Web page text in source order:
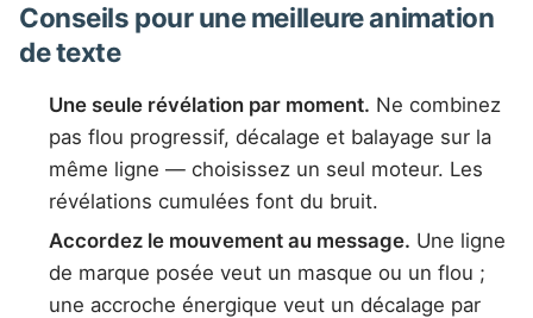
Conseils pour une meilleure animation
de texte
Une seule révélation par moment. Ne combinez
pas flou progressif, décalage et balayage sur la
même ligne — choisissez un seul moteur. Les
révélations cumulées font du bruit.
Accordez le mouvement au message. Une ligne
de marque posée veut un masque ou un flou ;
une accroche énergique veut un décalage par